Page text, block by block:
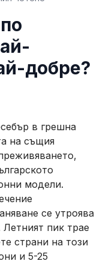
добре?
в грешна
на същия
модели.
се утроява
пик трае
страни на този
и 5-25